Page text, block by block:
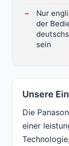
Nur
der
sein
Unsere
Die
einer